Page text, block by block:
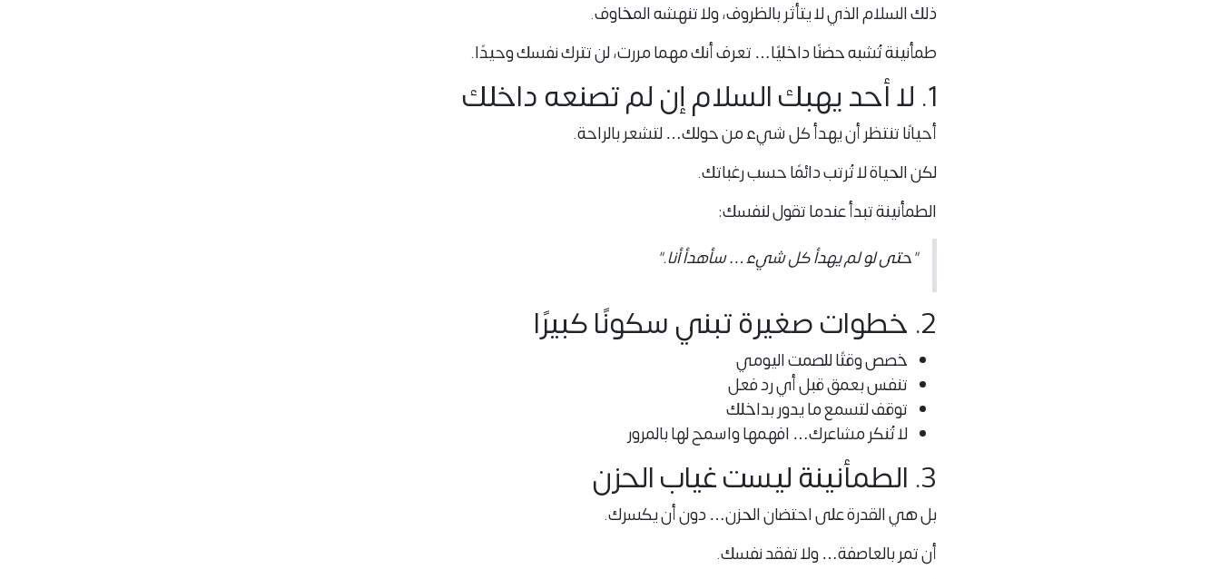
ذلك السلام الذي لا يتأثر بالظروف، ولا تنهشه المخاوف.
طمأنينة تُشبه حضنًا داخليًا… تعرف أنك مهما مررت، لن تترك نفسك وحيدًا.
1. لا أحد يهبك السلام إن لم تصنعه داخلك
أحيانًا تنتظر أن يهدأ كل شيء من حولك… لتشعر بالراحة.
لكن الحياة لا تُرتب دائمًا حسب رغباتك.
الطمأنينة تبدأ عندما تقول لنفسك:
"حتى لو لم يهدأ كل شيء… سأهدأ أنا."
2. خطوات صغيرة تبني سكونًا كبيرًا
خصص وقتًا للصمت اليومي
تنفس بعمق قبل أي رد فعل
توقف لتسمع ما يدور بداخلك
لا تُنكر مشاعرك… افهمها واسمح لها بالمرور
3. الطمأنينة ليست غياب الحزن
بل هي القدرة على احتضان الحزن… دون أن يكسرك.
أن تمر بالعاصفة… ولا تفقد نفسك.